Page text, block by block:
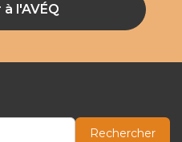
l'AVÉQ
Rechercher